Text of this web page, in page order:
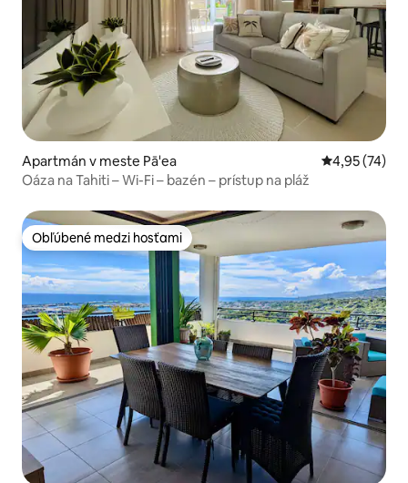
Apartmán v meste Pā'ea Priemerné
4,95 (74)
Oáza na Tahiti – Wi-Fi – bazén – prístup na pláž
Obľúbené medzi hosťami
Obľúbené medzi hosťami